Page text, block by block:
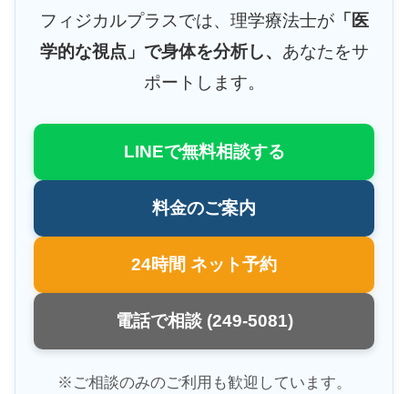
フィジカルプラスでは、理学療法士が「医
学的な視点」で身体を分析し、 あなたをサ
ポートします。
LINEで無料相談する
料金のご案内
24時間 ネット予約
電話で相談 (249-5081)
※ご相談のみのご利用も歓迎しています。